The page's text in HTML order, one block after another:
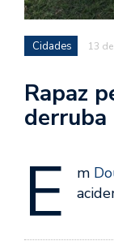
Cidades 13
Rapaz
derruba
E m